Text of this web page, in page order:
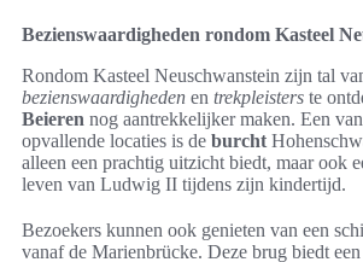
Bezienswaardigheden rondom Kasteel
Rondom Kasteel Neuschwanstein zijn tal
bezienswaardigheden en trekpleisters te
Beieren nog aantrekkelijker maken. Een
opvallende locaties is de burcht
alleen een prachtig uitzicht biedt, maar ook
leven van Ludwig II tijdens zijn kindertijd.
Bezoekers kunnen ook genieten van een
vanaf de Marienbrücke. Deze brug biedt een